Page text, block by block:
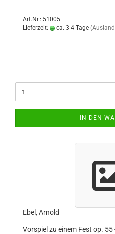
Art.Nr.: 51005
Lieferzeit:
ca. 3-4 Tage
IN DEN
Ebel, Arnold
Vorspiel zu einem Fest op.